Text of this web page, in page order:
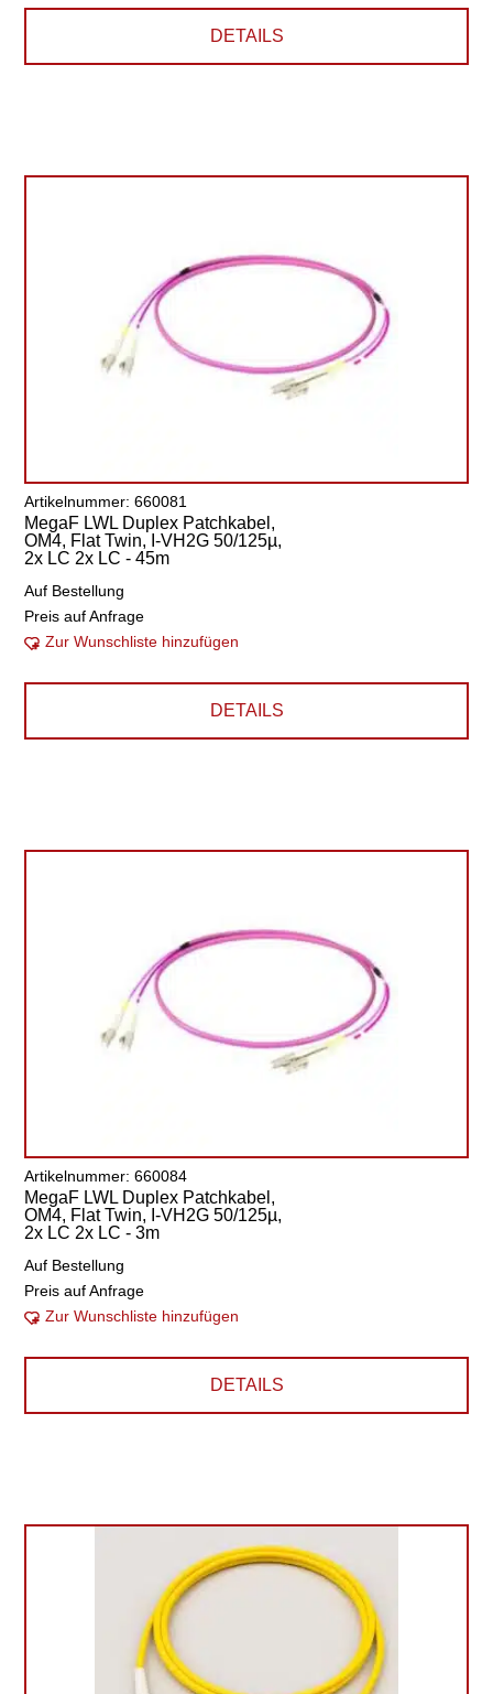
DETAILS
Artikelnummer: 660081
MegaF LWL Duplex Patchkabel,
OM4, Flat Twin, I-VH2G 50/125µ,
2x LC 2x LC - 45m
Auf Bestellung
Preis auf Anfrage
Zur Wunschliste hinzufügen
DETAILS
Artikelnummer: 660084
MegaF LWL Duplex Patchkabel,
OM4, Flat Twin, I-VH2G 50/125µ,
2x LC 2x LC - 3m
Auf Bestellung
Preis auf Anfrage
Zur Wunschliste hinzufügen
DETAILS